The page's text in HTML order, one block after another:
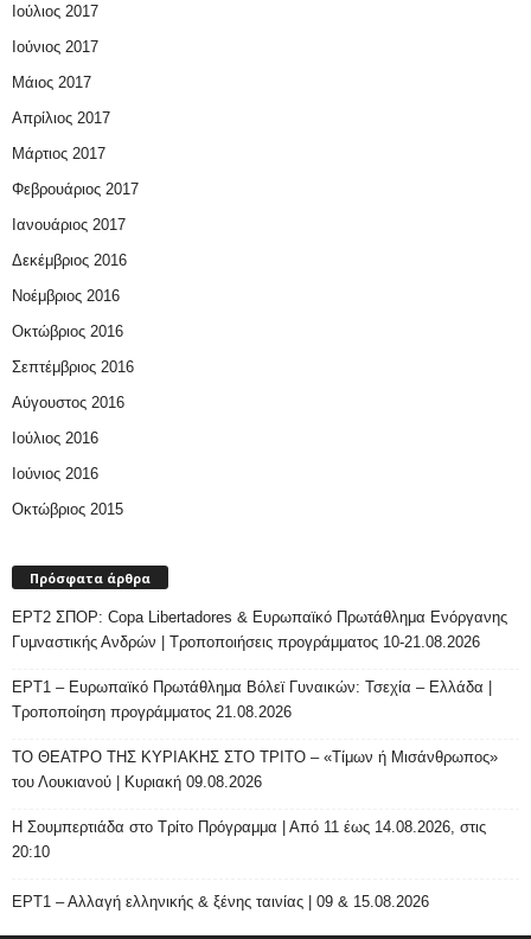
Ιούλιος 2017
Ιούνιος 2017
Μάιος 2017
Απρίλιος 2017
Μάρτιος 2017
Φεβρουάριος 2017
Ιανουάριος 2017
Δεκέμβριος 2016
Νοέμβριος 2016
Οκτώβριος 2016
Σεπτέμβριος 2016
Αύγουστος 2016
Ιούλιος 2016
Ιούνιος 2016
Οκτώβριος 2015
Πρόσφατα άρθρα
ΕΡΤ2 ΣΠΟΡ: Copa Libertadores & Ευρωπαϊκό Πρωτάθλημα Ενόργανης
Γυμναστικής Ανδρών | Τροποποιήσεις προγράμματος 10-21.08.2026
ΕΡΤ1 – Ευρωπαϊκό Πρωτάθλημα Βόλεϊ Γυναικών: Τσεχία – Ελλάδα |
Τροποποίηση προγράμματος 21.08.2026
ΤΟ ΘΕΑΤΡΟ ΤΗΣ ΚΥΡΙΑΚΗΣ ΣΤΟ ΤΡΙΤΟ – «Τίμων ή Μισάνθρωπος»
του Λουκιανού | Κυριακή 09.08.2026
H Σουμπερτιάδα στο Τρίτο Πρόγραμμα | Από 11 έως 14.08.2026, στις
20:10
ΕΡΤ1 – Αλλαγή ελληνικής & ξένης ταινίας | 09 & 15.08.2026